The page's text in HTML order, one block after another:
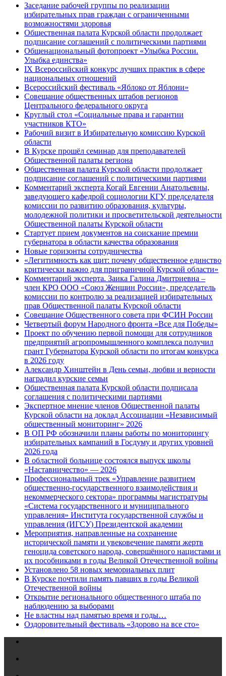
Заседание рабочей группы по реализации
избирательных прав граждан с ограниченными
возможностями здоровья
Общественная палата Курской области продолжает
подписание соглашений с политическими партиями
Общенациональный фотопроект «Улыбка России.
Улыбка единства»
IХ Всероссийский конкурс лучших практик в сфере
национальных отношений
Всероссийский фестиваль «Яблоко от Яблони»
Совещание общественных штабов регионов
Центрального федерального округа
Круглый стол «Социальные права и гарантии
участников КТО»
Рабочий визит в Избирательную комиссию Курской
области
В Курске прошёл семинар для преподавателей
Общественной палаты региона
Общественная палата Курской области продолжает
подписание соглашений с политическими партиями
Комментарий эксперта Когай Евгении Анатольевны,
заведующего кафедрой социологии КГУ, председателя
комиссии по развитию образования, культуры,
молодежной политики и просветительской деятельности
Общественной палаты Курской области
Стартует прием документов на соискание премии
губернатора в области качества образования
Новые горизонты сотрудничества
«Легитимность как щит: почему общественное единство
критически важно для приграничной Курской области»
Комментарий эксперта. Заика Галина Дмитриевна –
член КРО ООО «Союз Женщин России», председатель
комиссии по контролю за реализацией избирательных
прав Общественной палаты Курской области
Совещание Общественного совета при ФСИН России
Четвертый форум Народного фронта «Все для Победы»
Проект по обучению первой помощи для сотрудников
предприятий агропромышленного комплекса получил
грант Губернатора Курской области по итогам конкурса
в 2026 году
Александр Хинштейн в День семьи, любви и верности
наградил курские семьи
Общественная палата Курской области подписала
соглашения с политическими партиями
Экспертное мнение членов Общественной палаты
Курской области на доклад Ассоциации «Независимый
общественный мониторинг» 2026
В ОП РФ обозначили планы работы по мониторингу
избирательных кампаний в Госдуму и других уровней
2026 года
В областной больнице состоялся выпуск школы
«Наставничество» — 2026
Профессиональный трек «Управление развитием
общественно-государственного взаимодействия и
некоммерческого сектора» программы магистратуры
«Система государственного и муниципального
управления» Института государственной службы и
управления (ИГСУ) Президентской академии
Мероприятия, направленные на сохранение
исторической памяти и увековечение памяти жертв
геноцида советского народа, совершённого нацистами и
их пособниками в годы Великой Отечественной войны
Установлено 58 новых мемориальных плит
В Курске почтили память павших в годы Великой
Отечественной войны
Открытие регионального общественного штаба по
наблюдению за выборами
Не властны над памятью время и годы…
Оздоровительный фестиваль «Здорово на все сто»